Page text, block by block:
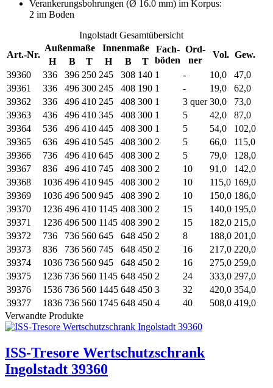
Verankerungsbohrungen (Ø 16.0 mm) im Korpus:
2 im Boden
Ingolstadt Gesamtübersicht
Art.-Nr.
Außenmaße Innenmaße
Fach-
böden
Ord-
ner
Vol. Gew.
H B T H B
T
39360
336 396 250 245 308 140 1 - 10,0
47,0
39361
336 496 300 245 408 190 1 - 19,0
62,0
39362
336 496 410 245 408 300 1 3 quer 30,0
73,0
39363
436 496 410 345 408 300 1 5 42,0
87,0
39364
536 496 410 445 408 300 1 5 54,0
102,0
39365
636 496 410 545 408 300 2 5 66,0
115,0
39366
736 496 410 645 408 300 2 5 79,0
128,0
39367
836 496 410 745 408 300 2 10 91,0
142,0
39368
1036 496 410 945 408 300 2 10 115,0 169,0
39369
1036 496 500 945 408 390 2 10 150,0 186,0
39370
1236 496 410 1145 408 300 2 15 140,0 195,0
39371
1236 496 500 1145 408 390 2 15 182,0 215,0
39372
736 736 560 645 648 450 2 8 188,0 201,0
39373
836 736 560 745 648 450 2 16 217,0 220,0
39374
1036 736 560 945 648 450 2 16 275,0 259,0
39375
1236 736 560 1145 648 450 2 24 333,0 297,0
39376
1536 736 560 1445 648 450 3 32 420,0 354,0
39377
1836 736 560 1745 648 450 4 40 508,0 419,0
Verwandte Produkte
ISS-Tresore Wertschutzschrank
Ingolstadt 39360